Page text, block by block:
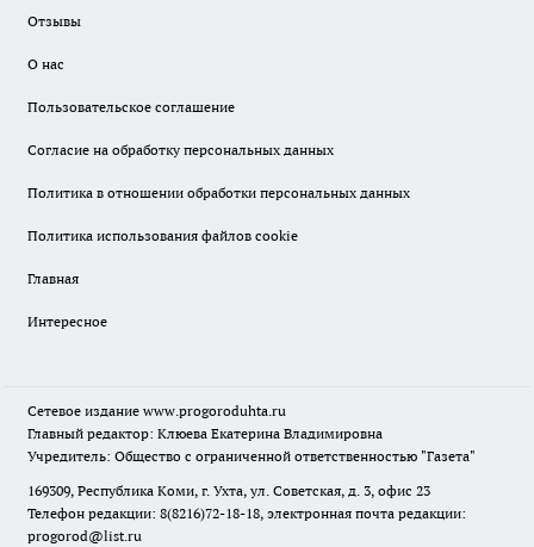
Отзывы
О нас
Пользовательское соглашение
Согласие на обработку персональных данных
Политика в отношении обработки персональных данных
Политика использования файлов cookie
Главная
Интересное
Сетевое издание www.progoroduhta.ru
Главный редактор: Клюева Екатерина Владимировна
Учредитель: Общество с ограниченной ответственностью "Газета"
169309, Республика Коми, г. Ухта, ул. Советская, д. 3, офис 23
Телефон редакции: 8(8216)72-18-18, электронная почта редакции:
progorod@list.ru